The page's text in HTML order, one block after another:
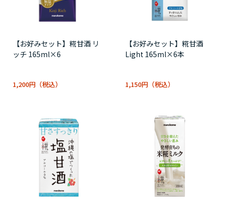
【お好みセット】糀甘酒 リ
ッチ 165ml×6
1,200円
【お好みセット】糀甘酒
Light 165ml×6本
1,150円